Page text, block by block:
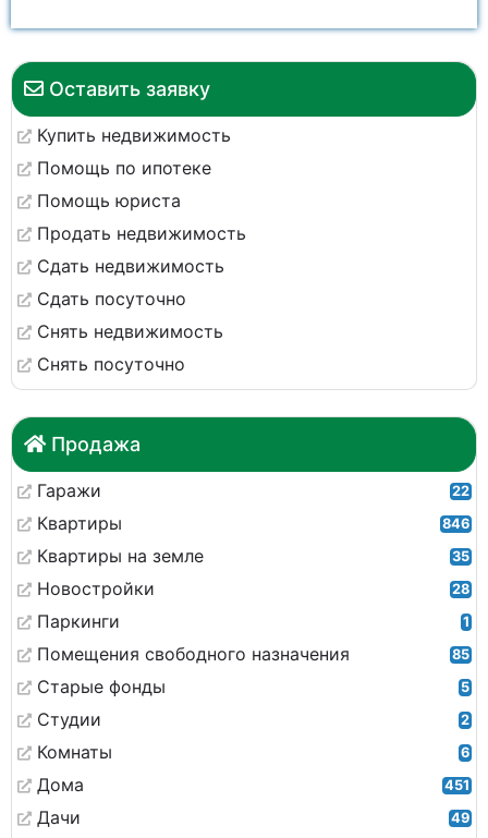
Оставить заявку
Купить недвижимость
Помощь по ипотеке
Помощь юриста
Продать недвижимость
Сдать недвижимость
Сдать посуточно
Снять недвижимость
Снять посуточно
Продажа
Гаражи 22
Квартиры 846
Квартиры на земле 35
Новостройки 28
Паркинги 1
Помещения свободного назначения 85
Старые фонды 5
Студии 2
Комнаты 6
Дома 451
Дачи 49